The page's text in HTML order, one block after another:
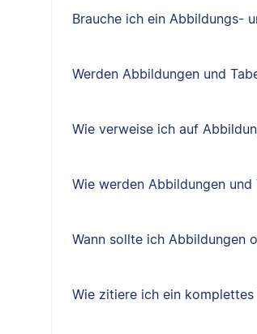
Brauche ich ein Abbildungs-
Werden Abbildungen und
Wie verweise ich auf
Wie werden Abbildungen
Wann sollte ich Abbildungen
Wie zitiere ich ein komplettes